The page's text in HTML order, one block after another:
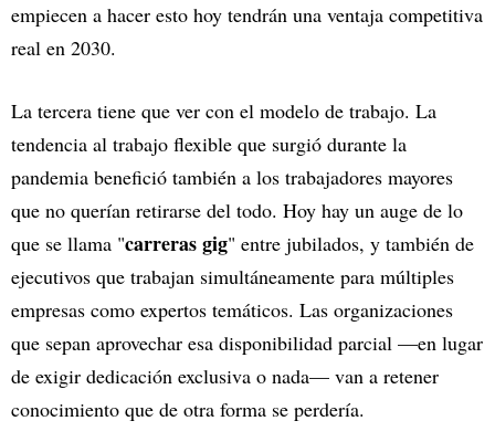
empiecen a hacer esto hoy tendrán una ventaja competitiva
real en 2030.
La tercera tiene que ver con el modelo de trabajo. La
tendencia al trabajo flexible que surgió durante la
pandemia benefició también a los trabajadores mayores
que no querían retirarse del todo. Hoy hay un auge de lo
que se llama "carreras gig" entre jubilados, y también de
ejecutivos que trabajan simultáneamente para múltiples
empresas como expertos temáticos. Las organizaciones
que sepan aprovechar esa disponibilidad parcial —en lugar
de exigir dedicación exclusiva o nada— van a retener
conocimiento que de otra forma se perdería.